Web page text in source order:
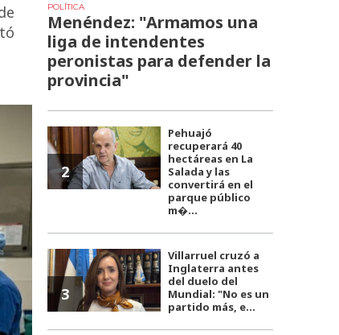
POLÍTICA
Menéndez: "Armamos una
liga de intendentes
peronistas para defender la
provincia"
2
Pehuajó
recuperará 40
hectáreas en La
Salada y las
convertirá en el
parque público
m�...
3
Villarruel cruzó a
Inglaterra antes
del duelo del
Mundial: "No es un
partido más, e...